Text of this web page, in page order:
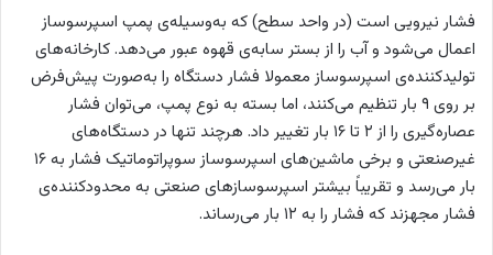
فشار نیرویی است (در واحد سطح) که به‌وسیله‌ی پمپ اسپرسوساز
اعمال می‌شود و آب را از بستر سابه‌ی قهوه عبور می‌دهد. کارخانه‌های
تولیدکننده‌ی اسپرسوساز معمولا فشار دستگاه را به‌صورت پیش‌فرض
بر روی ۹ بار تنظیم می‌کنند، اما بسته به نوع پمپ، می‌توان فشار
عصاره‌گیری را از ۲ تا ۱۶ بار تغییر داد. هرچند تنها در دستگاه‌های
غیرصنعتی و برخی ماشین‌های اسپرسوساز سوپراتوماتیک فشار به ۱۶
بار می‌رسد و تقریباً بیشتر اسپرسوسازهای صنعتی به محدودکننده‌ی
فشار مجهزند که فشار را به ۱۲ بار می‌رساند.